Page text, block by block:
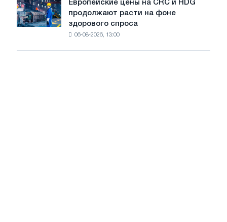
цен
новую
режущую
машину
Европейские
цены
на
Европейские цены на CRC и HDG
продолжают расти на фоне
здорового спроса
06-08-2026, 13:00